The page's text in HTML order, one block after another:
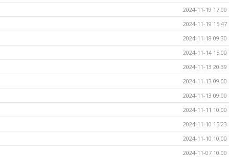
2024-11-19 17:00
2024-11-19 15:47
2024-11-18 09:30
2024-11-14 15:00
2024-11-13 20:39
2024-11-13 09:00
2024-11-13 09:00
2024-11-11 10:00
2024-11-10 15:23
2024-11-10 10:00
2024-11-07 10:00